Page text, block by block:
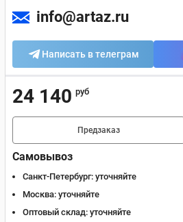
info@artaz.ru
Написать в телеграм
24 140 руб
Предзаказ
Самовывоз
Санкт-Петербург: уточняйте
Москва: уточняйте
Оптовый склад: уточняйте